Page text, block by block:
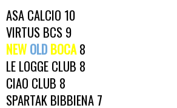
ASA CALCIO 10
VIRTUS BCS 9
NEW OLD BOCA8
LE LOGGE CLUB 8
CIAO CLUB 8
SPARTAK BIBBIENA 7